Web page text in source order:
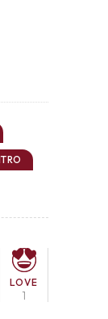
LOVE
1